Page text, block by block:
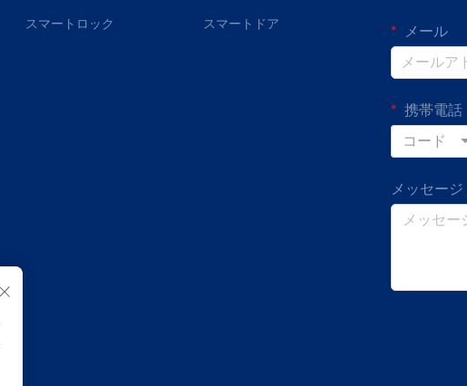
スマートロック スマートドア メール
携帯電話
コード
メッセージ